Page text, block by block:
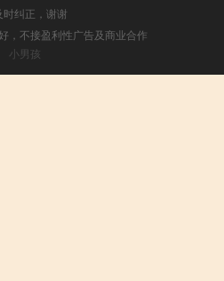
时纠正，谢谢
，不接盈利性广告及商业合作
小男孩